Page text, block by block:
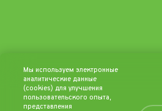
Мы используем электронные
аналитические данные
(cookies) для улучшения
пользовательского опыта,
представления